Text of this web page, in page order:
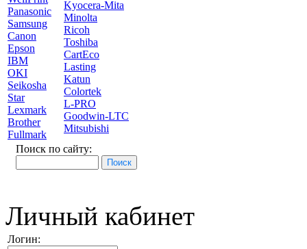
Panasonic
Samsung
Canon
Epson
IBM
OKI
Seikosha
Star
Lexmark
Brother
Fullmark
Kyocera-Mita
Minolta
Ricoh
Toshiba
CartEco
Lasting
Katun
Colortek
L-PRO
Goodwin-LTC
Mitsubishi
Поиск по сайту:
Личный кабинет
Логин: